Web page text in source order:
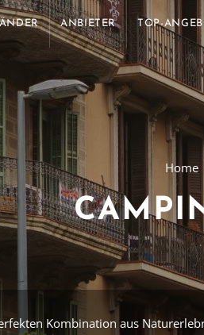
ANBIETER TOP-
Home
Kombination aus